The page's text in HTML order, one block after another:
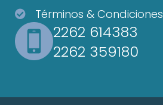
Términos & Condiciones
2262 614383
2262 359180